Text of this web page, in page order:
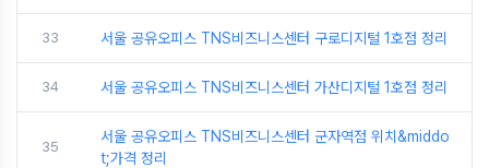
33 서울 공유오피스 TNS비즈니스센터 구로디지털 1호점 정리
34 서울 공유오피스 TNS비즈니스센터 가산디지털 1호점 정리
35
서울 공유오피스 TNS비즈니스센터 군자역점 위치&middo
t;가격 정리